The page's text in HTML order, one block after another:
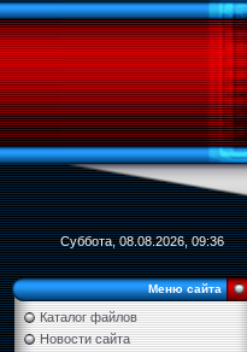
Суббота, 08.08.2026, 09:36
Меню сайта
Каталог файлов
Новости сайта